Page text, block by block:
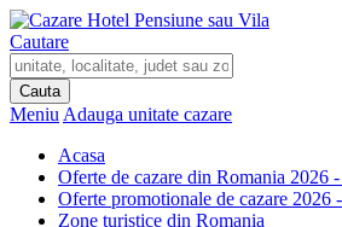
Cautare
Meniu Adauga unitate cazare
Acasa
Oferte de cazare din Romania 2026
Oferte promotionale de cazare 2026
Zone turistice din Romania